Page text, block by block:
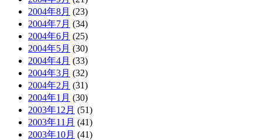
2004年8月 (23)
2004年7月 (34)
2004年6月 (25)
2004年5月 (30)
2004年4月 (33)
2004年3月 (32)
2004年2月 (31)
2004年1月 (30)
2003年12月 (51)
2003年11月 (41)
2003年10月 (41)